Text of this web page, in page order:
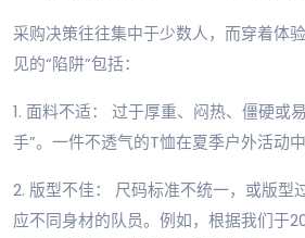
采购决策往往集中于少数人，而穿着体
见的“陷阱”包括：
1. 面料不适： 过于厚重、闷热、僵硬或
手”。一件不透气的T恤在夏季户外活动
2. 版型不佳： 尺码标准不统一，或版型
应不同身材的队员。例如，根据我们于